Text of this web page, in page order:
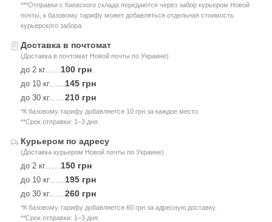
***Отправки с Киевского склада передаются через забор курьером Новой
почты, к базовому тарифу может добавляться отдельная стоимость
курьерского забора.
Доставка в почтомат
(Доставка в почтомат Новой почты по Украине)
до 2 кг 100 грн
до 10 кг 145 грн
до 30 кг 210 грн
*К базовому тарифу добавляется 10 грн за каждое место.
**Срок отправки: 1–3 дня.
Курьером по адресу
(Доставка курьером Новой почты по Украине)
до 2 кг 150 грн
до 10 кг 195 грн
до 30 кг 260 грн
*К базовому тарифу добавляется 60 грн за адресную доставку.
**Срок отправки: 1–3 дня.